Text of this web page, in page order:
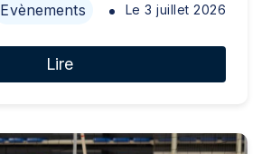
Evènements Le 3 juillet 2026
Lire